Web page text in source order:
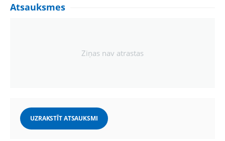
Atsauksmes
Ziņas nav atrastas
UZRAKSTĪT ATSAUKSMI